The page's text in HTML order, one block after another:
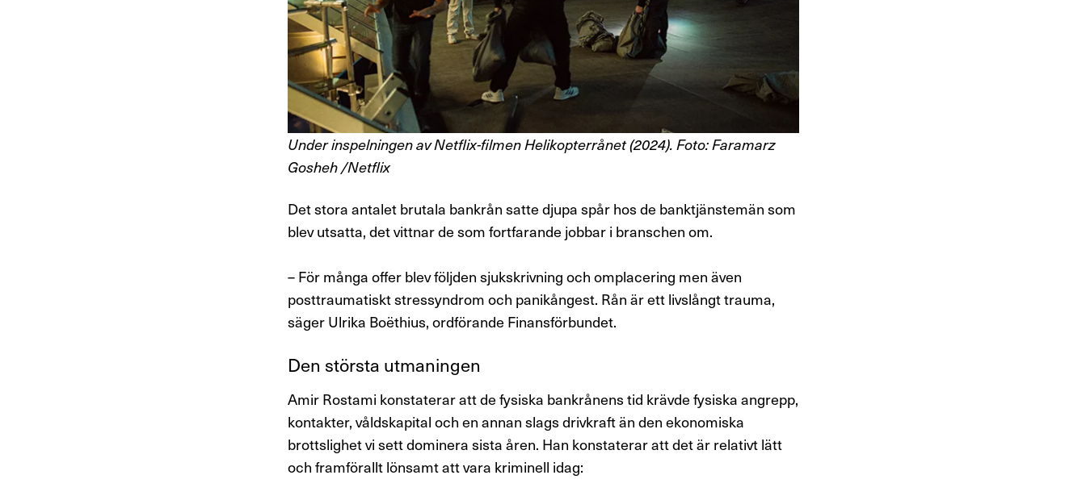
Under inspelningen av Netflix-filmen Helikopterrånet (2024). Foto: Faramarz
Gosheh /Netflix
Det stora antalet brutala bankrån satte djupa spår hos de banktjänstemän som
blev utsatta, det vittnar de som fortfarande jobbar i branschen om.
– För många offer blev följden sjukskrivning och omplacering men även
posttraumatiskt stressyndrom och panikångest. Rån är ett livslångt trauma,
säger Ulrika Boëthius, ordförande Finansförbundet.
Den största utma­ningen
AmirRostami konstaterar att de fysiska bankrånens tid krävde fysiska angrepp,
kontakter, våldskapital och en annan slags drivkraft än den ekonomiska
brottslighet vi sett dominera sista åren. Han konstaterar att det är relativt lätt
och framförallt lönsamt att vara kriminell idag: